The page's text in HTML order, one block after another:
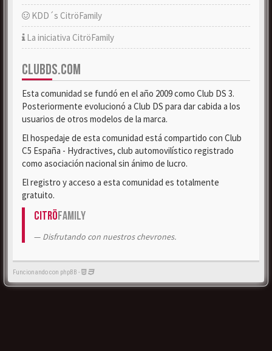
KDD´s CitröFamily
La iniciativa CitröFamily
CLUBDS.COM
Esta comunidad se fundó en el año 2009 como Club DS 3.
Posteriormente evolucionó a Club DS para dar cabida a los
usuarios de otros modelos de la marca.
El hospedaje de esta comunidad está compartido con Club
C5 España - Hydractives, club automovilístico registrado
como asociación nacional sin ánimo de lucro.
El registro y acceso a esta comunidad es totalmente
gratuito.
CitröFamily
Disfrutando con nuestros chevrones.
Funcionando con phpBB -